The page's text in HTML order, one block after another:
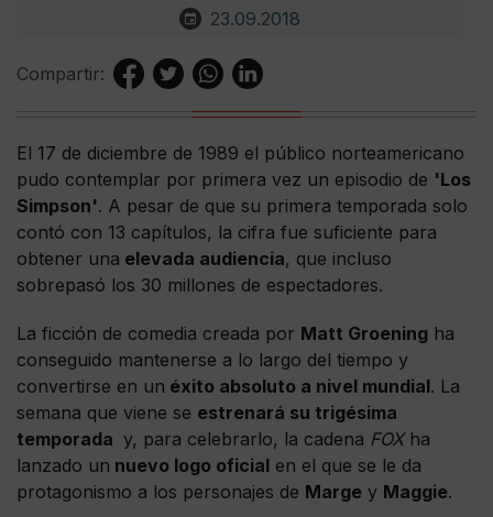
23.09.2018
Compartir:
El 17 de diciembre de 1989 el público norteamericano
pudo contemplar por primera vez un episodio de 'Los
Simpson'. A pesar de que su primera temporada solo
contó con 13 capítulos, la cifra fue suficiente para
obtener una elevada audiencia, que incluso
sobrepasó los 30 millones de espectadores.
La ficción de comedia creada por Matt Groening ha
conseguido mantenerse a lo largo del tiempo y
convertirse en un éxito absoluto a nivel mundial. La
semana que viene se estrenará su trigésima
temporada y, para celebrarlo, la cadena FOXha
lanzado un nuevo logo oficial en el que se le da
protagonismo a los personajes de Marge y Maggie.